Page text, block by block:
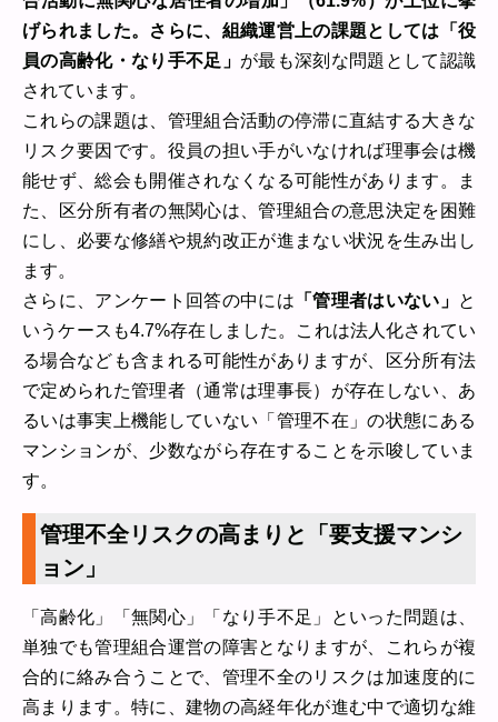
げられました。さらに、組織運営上の課題としては「役
員の高齢化・なり手不足」 が最も深刻な問題として認識
されています。
これらの課題は、管理組合活動の停滞に直結する大きな
リスク要因です。役員の担い手がいなければ理事会は機
能せず、総会も開催されなくなる可能性があります。ま
た、区分所有者の無関心は、管理組合の意思決定を困難
にし、必要な修繕や規約改正が進まない状況を生み出し
ます。
さらに、アンケート回答の中には 「管理者はいない」 と
いうケースも4.7%存在しました。これは法人化されてい
る場合なども含まれる可能性がありますが、区分所有法
で定められた管理者（通常は理事長）が存在しない、あ
るいは事実上機能していない「管理不在」の状態にある
マンションが、少数ながら存在することを示唆していま
す。
管理不全リスクの高まりと「要支援マンシ
ョン」
「高齢化」「無関心」「なり手不足」といった問題は、
単独でも管理組合運営の障害となりますが、これらが複
合的に絡み合うことで、管理不全のリスクは加速度的に
高まります。特に、建物の高経年化が進む中で適切な維